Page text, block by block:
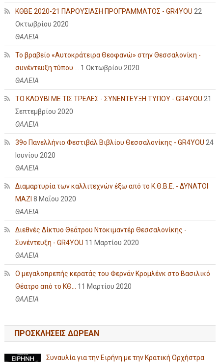
ΚΘΒΕ 2020-21 ΠΑΡΟΥΣΙΑΣΗ ΠΡΟΓΡΑΜΜΑΤΟΣ - GR4YOU 22
Οκτωβρίου 2020
ΘΑΛΕΙΑ
Το βραβείο «Αυτοκράτειρα Θεοφανώ» στην Θεσσαλονίκη -
συνέντευξη τύπου ...
1 Οκτωβρίου 2020
ΘΑΛΕΙΑ
ΤΟ ΚΛΟΥΒΙ ΜΕ ΤΙΣ ΤΡΕΛΕΣ - ΣΥΝΕΝΤΕΥΞΗ ΤΥΠΟΥ - GR4YOU 21
Σεπτεμβρίου 2020
ΘΑΛΕΙΑ
39ο Πανελλήνιο Φεστιβάλ Βιβλίου Θεσσαλονίκης - GR4YOU 24
Ιουνίου 2020
ΘΑΛΕΙΑ
Διαμαρτυρία των καλλιτεχνών έξω από το Κ.Θ.Β.Ε. - ΔΥΝΑΤΟΙ
ΜΑΖΙ 8 Μαΐου 2020
ΘΑΛΕΙΑ
Διεθνές Δίκτυο Θεάτρου Ντοκιμαντέρ Θεσσαλονίκης -
Συνέντευξη - GR4YOU 11 Μαρτίου 2020
ΘΑΛΕΙΑ
Ο μεγαλοπρεπής κερατάς του Φερνάν Κρομλένκ στο Βασιλικό
Θέατρο από το ΚΘ...
11 Μαρτίου 2020
ΘΑΛΕΙΑ
ΠΡΟΣΚΛΗΣΕΙΣ ΔΩΡΕΑΝ
Συναυλία για την Ειρήνη με την Κρατική Ορχήστρα